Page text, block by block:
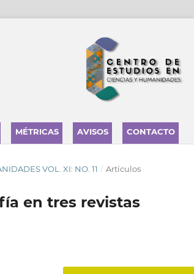
MÉTRICAS AVISOS CONTACTO
VOL. XI: NO. 11 / Artículos
en tres revistas